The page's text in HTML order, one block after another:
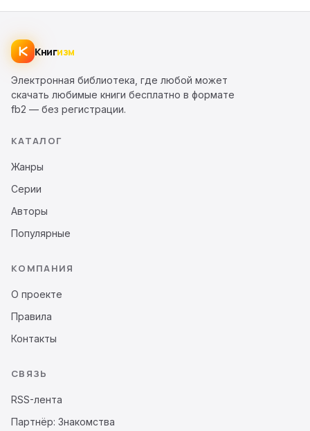
Книгизм
Электронная библиотека, где любой может
скачать любимые книги бесплатно в формате
fb2 — без регистрации.
КАТАЛОГ
Жанры
Серии
Авторы
Популярные
КОМПАНИЯ
О проекте
Правила
Контакты
СВЯЗЬ
RSS-лента
Партнёр: Знакомства